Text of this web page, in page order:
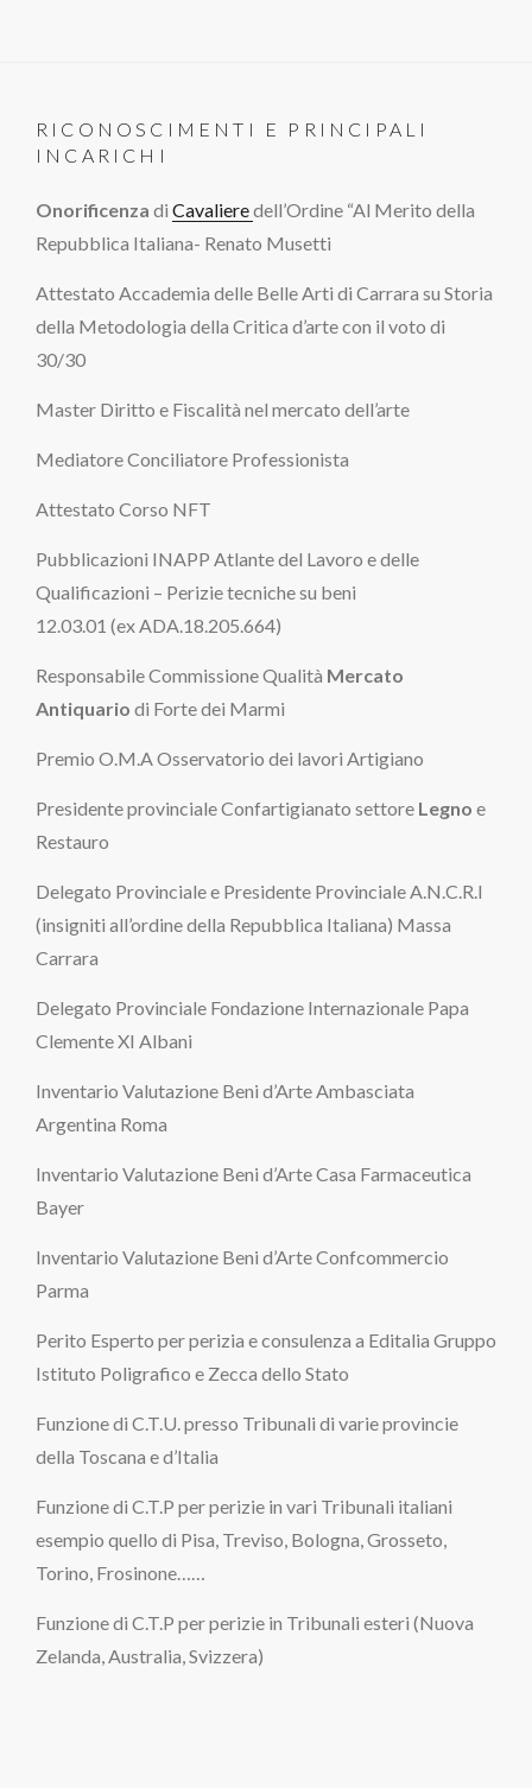
RICONOSCIMENTI E PRINCIPALI
INCARICHI
Onorificenza di Cavalieredell’Ordine “Al Merito della
Repubblica Italiana- Renato Musetti
Attestato Accademia delle Belle Arti di Carrara su Storia
della Metodologia della Critica d’arte con il voto di
30/30
Master Diritto e Fiscalità nel mercato dell’arte
Mediatore Conciliatore Professionista
Attestato Corso NFT
Pubblicazioni INAPP Atlante del Lavoro e delle
Qualificazioni – Perizie tecniche su beni
12.03.01 (ex ADA.18.205.664)
Responsabile Commissione Qualità Mercato
Antiquario di Forte dei Marmi
Premio O.M.A Osservatorio dei lavori Artigiano
Presidente provinciale Confartigianato settore Legno e
Restauro
Delegato Provinciale e Presidente Provinciale A.N.C.R.I
(insigniti all’ordine della Repubblica Italiana) Massa
Carrara
Delegato Provinciale Fondazione Internazionale Papa
Clemente XI Albani
Inventario Valutazione Beni d’Arte Ambasciata
Argentina Roma
Inventario Valutazione Beni d’Arte Casa Farmaceutica
Bayer
Inventario Valutazione Beni d’Arte Confcommercio
Parma
Perito Esperto per perizia e consulenza a Editalia Gruppo
Istituto Poligrafico e Zecca dello Stato
Funzione di C.T.U. presso Tribunali di varie provincie
della Toscana e d’Italia
Funzione di C.T.P per perizie in vari Tribunali italiani
esempio quello di Pisa, Treviso, Bologna, Grosseto,
Torino, Frosinone……
Funzione di C.T.P per perizie in Tribunali esteri (Nuova
Zelanda, Australia, Svizzera)